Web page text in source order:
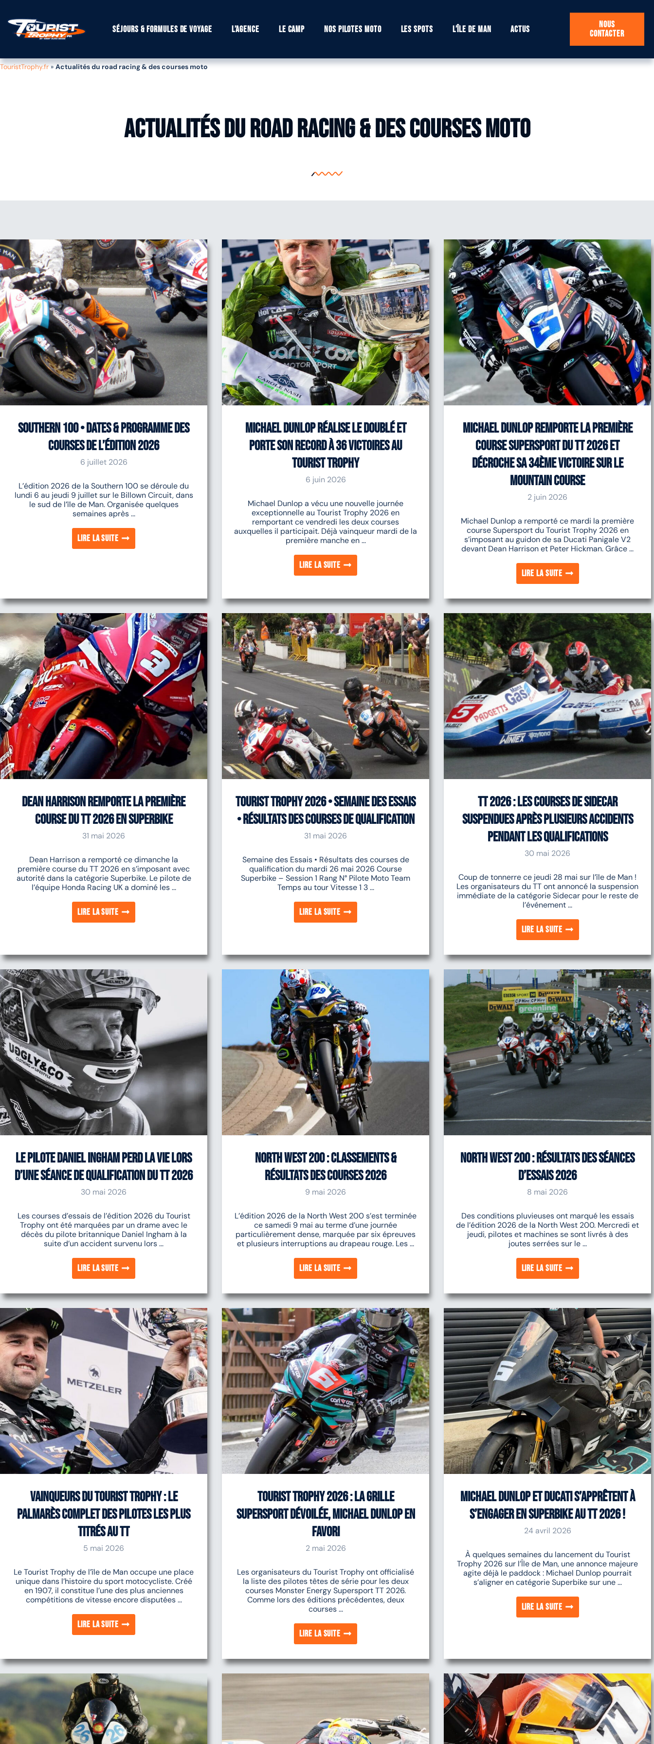
Séjours & formules de voyage L’agence Le camp Nos pilotes moto Les spots L’île de Man Actus
Nous
contacter
TouristTrophy.fr»Actualités du road racing & des courses moto
Actualités du road racing & des courses moto
Southern 100 • Dates & programme des
courses de l’édition 2026
6 juillet 2026
L’édition 2026 de la Southern 100 se déroule du
lundi 6 au jeudi 9 juillet sur le Billown Circuit, dans
le sud de l’île de Man. Organisée quelques
semaines après ...
Lire la suite
Michael Dunlop réalise le doublé et
porte son record à 36 victoires au
Tourist Trophy
6 juin 2026
Michael Dunlop a vécu une nouvelle journée
exceptionnelle au Tourist Trophy 2026 en
remportant ce vendredi les deux courses
auxquelles il participait. Déjà vainqueur mardi de la
première manche en ...
Lire la suite
Michael Dunlop remporte la première
course Supersport du TT 2026 et
décroche sa 34ème victoire sur le
Mountain Course
2 juin 2026
Michael Dunlop a remporté ce mardi la première
course Supersport du Tourist Trophy 2026 en
s’imposant au guidon de sa Ducati Panigale V2
devant Dean Harrison et Peter Hickman. Grâce ...
Lire la suite
Dean Harrison remporte la première
course du TT 2026 en Superbike
31 mai 2026
Dean Harrison a remporté ce dimanche la
première course du TT 2026 en s’imposant avec
autorité dans la catégorie Superbike. Le pilote de
l’équipe Honda Racing UK a dominé les ...
Lire la suite
Tourist Trophy 2026 • Semaine des Essais
• Résultats des courses de qualification
31 mai 2026
Semaine des Essais • Résultats des courses de
qualification du mardi 26 mai 2026 Course
Superbike – Session 1 Rang N° Pilote Moto Team
Temps au tour Vitesse 1 3 ...
Lire la suite
TT 2026 : les courses de Sidecar
suspendues après plusieurs accidents
pendant les qualifications
30 mai 2026
Coup de tonnerre ce jeudi 28 mai sur l’île de Man !
Les organisateurs du TT ont annoncé la suspension
immédiate de la catégorie Sidecar pour le reste de
l’événement ...
Lire la suite
Le pilote Daniel Ingham perd la vie lors
d’une séance de qualification du TT 2026
30 mai 2026
Les courses d’essais de l’édition 2026 du Tourist
Trophy ont été marquées par un drame avec le
décès du pilote britannique Daniel Ingham à la
suite d’un accident survenu lors ...
Lire la suite
North West 200 : Classements &
résultats des courses 2026
9 mai 2026
L’édition 2026 de la North West 200 s’est terminée
ce samedi 9 mai au terme d’une journée
particulièrement dense, marquée par six épreuves
et plusieurs interruptions au drapeau rouge. Les ...
Lire la suite
North West 200 : Résultats des séances
d’essais 2026
8 mai 2026
Des conditions pluvieuses ont marqué les essais
de l’édition 2026 de la North West 200. Mercredi et
jeudi, pilotes et machines se sont livrés à des
joutes serrées sur le ...
Lire la suite
Vainqueurs du Tourist Trophy : le
palmarès complet des pilotes les plus
titrés au TT
5 mai 2026
Le Tourist Trophy de l’île de Man occupe une place
unique dans l’histoire du sport motocycliste. Créé
en 1907, il constitue l’une des plus anciennes
compétitions de vitesse encore disputées ...
Lire la suite
Tourist Trophy 2026 : la grille
Supersport dévoilée, Michael Dunlop en
favori
2 mai 2026
Les organisateurs du Tourist Trophy ont officialisé
la liste des pilotes têtes de série pour les deux
courses Monster Energy Supersport TT 2026.
Comme lors des éditions précédentes, deux
courses ...
Lire la suite
Michael Dunlop et Ducati s’apprêtent à
s’engager en Superbike au TT 2026 !
24 avril 2026
À quelques semaines du lancement du Tourist
Trophy 2026 sur l’Île de Man, une annonce majeure
agite déjà le paddock : Michael Dunlop pourrait
s’aligner en catégorie Superbike sur une ...
Lire la suite